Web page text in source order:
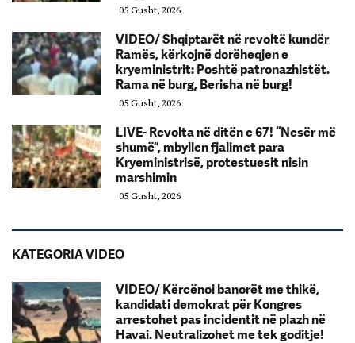
05 Gusht, 2026
VIDEO/ Shqiptarët në revoltë kundër
Ramës, kërkojnë dorëheqjen e
kryeministrit: Poshtë patronazhistët.
Rama në burg, Berisha në burg!
05 Gusht, 2026
LIVE- Revolta në ditën e 67! “Nesër më
shumë”, mbyllen fjalimet para
Kryeministrisë, protestuesit nisin
marshimin
05 Gusht, 2026
KATEGORIA VIDEO
VIDEO/ Kërcënoi banorët me thikë,
kandidati demokrat për Kongres
arrestohet pas incidentit në plazh në
Havai. Neutralizohet me tek goditje!